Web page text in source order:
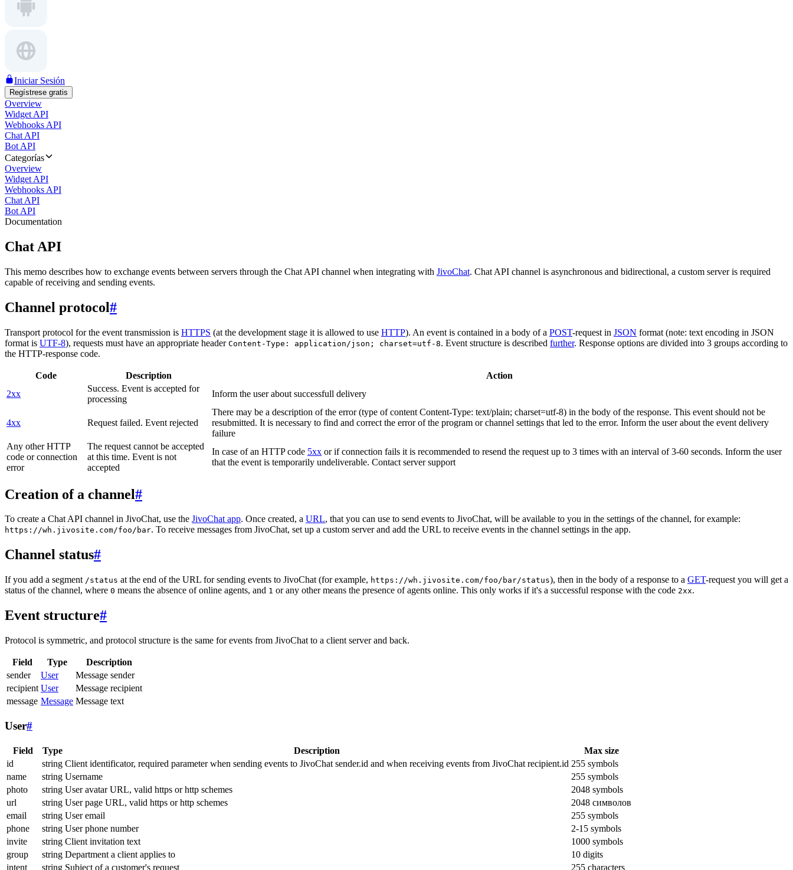
Iniciar Sesión
Regístrese gratis
Overview
Widget API
Webhooks API
Chat API
Bot API
Categorías
Overview
Widget API
Webhooks API
Chat API
Bot API
Documentation
Chat API
This memo describes how to exchange events between servers through the Chat API channel when integrating with JivoChat. Chat API channel is asynchronous and bidirectional, a custom server is required
capable of receiving and sending events.
Channel protocol#
Transport protocol for the event transmission is HTTPS (at the development stage it is allowed to use HTTP). An event is contained in a body of a POST-request in JSON format (note: text encoding in JSON
format is UTF-8), requests must have an appropriate header Content-Type: application/json; charset=utf-8. Event structure is described further. Response options are divided into 3 groups according to
the HTTP-response code.
Code Description
Action
2xx
Success. Event is accepted for
processing
Inform the user about successfull delivery
4xx Request failed. Event rejected
There may be a description of the error (type of content Content-Type: text/plain; charset=utf-8) in the body of the response. This event should not be
resubmitted. It is necessary to find and correct the error of the program or channel settings that led to the error. Inform the user about the event delivery
failure
Any other HTTP
code or connection
error
The request cannot be accepted
at this time. Event is not
accepted
In case of an HTTP code 5xx or if connection fails it is recommended to resend the request up to 3 times with an interval of 3-60 seconds. Inform the user
that the event is temporarily undeliverable. Contact server support
Creation of a channel#
To create a Chat API channel in JivoChat, use the JivoChat app. Once created, a URL, that you can use to send events to JivoChat, will be available to you in the settings of the channel, for example:
https://wh.jivosite.com/foo/bar. To receive messages from JivoChat, set up a custom server and add the URL to receive events in the channel settings in the app.
Channel status#
If you add a segment /status at the end of the URL for sending events to JivoChat (for example, https://wh.jivosite.com/foo/bar/status), then in the body of a response to a GET-request you will get a
status of the channel, where 0 means the absence of online agents, and 1 or any other means the presence of agents online. This only works if it's a successful response with the code 2xx.
Event structure#
Protocol is symmetric, and protocol structure is the same for events from JivoChat to a client server and back.
Field Type
Description
sender
User
Message sender
recipient User
Message recipient
message Message Message text
User#
Field Type Description
Max size
id
string Client identificator, required parameter when sending events to JivoChat sender.id and when receiving events from JivoChat recipient.id 255 symbols
name
string Username
255 symbols
photo
string User avatar URL, valid https or http schemes
2048 symbols
url
string User page URL, valid https or http schemes
2048 символов
email
string User email
255 symbols
phone
string User phone number
2-15 symbols
invite
string Client invitation text
1000 symbols
group
string Department a client applies to
10 digits
intent
string Subject of a customer's request 255 characters